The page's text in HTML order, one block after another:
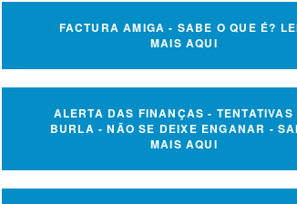
FACTURA AMIGA - SABE O QUE É?
MAIS AQUI
ALERTA DAS FINANÇAS - TENTATIVAS
BURLA - NÃO SE DEIXE ENGANAR -
MAIS AQUI